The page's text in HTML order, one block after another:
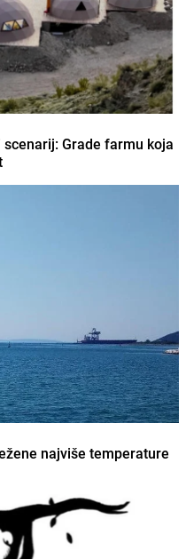
Grade farmu koja
najviše temperature